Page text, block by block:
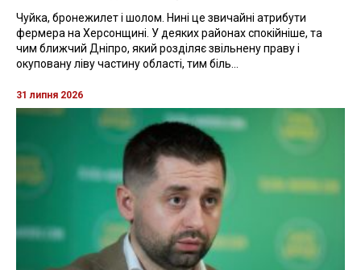
Чуйка, бронежилет і шолом. Нині це звичайні атрибути
фермера на Херсонщині. У деяких районах спокійніше, та
чим ближчий Дніпро, який розділяє звільнену праву і
окуповану ліву частину області, тим біль...
31 липня 2026